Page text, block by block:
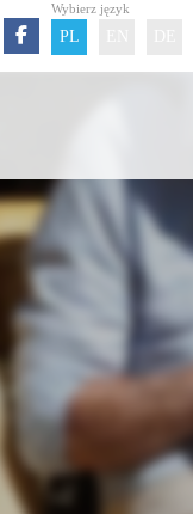
Wybierz język
PL